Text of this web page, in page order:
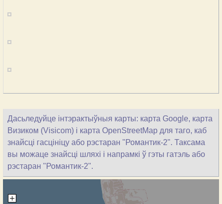
Дасьледуйце інтэрактыўныя карты: карта Google, карта
Визиком (Visicom) і карта OpenStreetMap для таго, каб
знайсці гасцініцу або рэстаран "Романтик-2". Таксама
вы можаце знайсці шляхі і напрамкі ў гэты гатэль або
рэстаран "Романтик-2".